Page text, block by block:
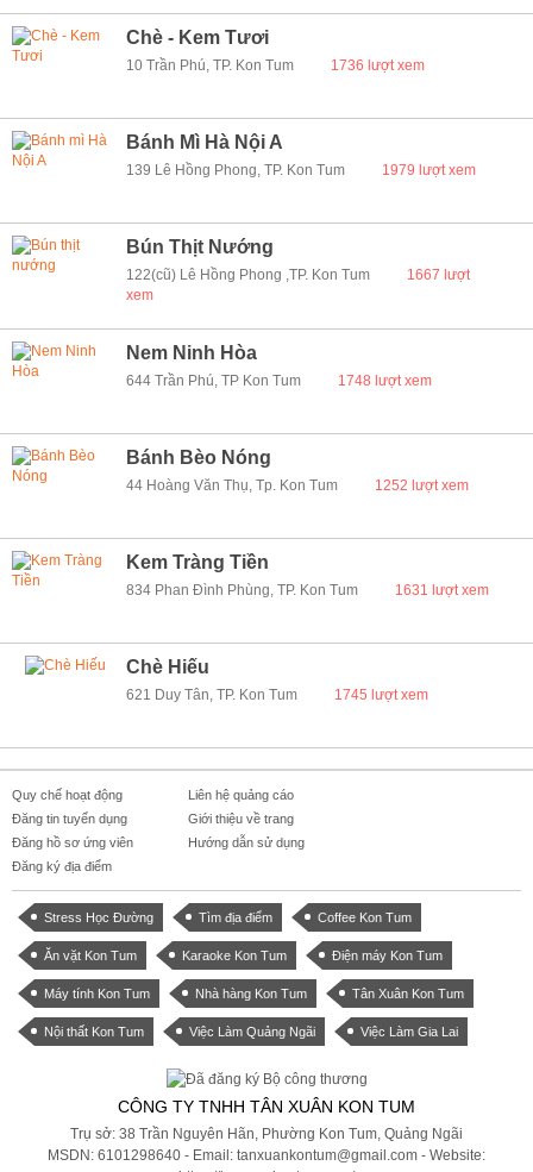
Chè - Kem Tươi
10 Trần Phú, TP. Kon Tum 1736 lượt xem
Bánh Mì Hà Nội A
139 Lê Hồng Phong, TP. Kon Tum 1979 lượt xem
Bún Thịt Nướng
122(cũ) Lê Hồng Phong ,TP. Kon Tum
1667 lượt
xem
Nem Ninh Hòa
644 Trần Phú, TP Kon Tum 1748 lượt xem
Bánh Bèo Nóng
44 Hoàng Văn Thụ, Tp. Kon Tum 1252 lượt xem
Kem Tràng Tiền
834 Phan Đình Phùng, TP. Kon Tum 1631 lượt xem
Chè Hiếu
621 Duy Tân, TP. Kon Tum 1745 lượt xem
Quy chế hoạt động
Đăng tin tuyển dụng
Đăng hồ sơ ứng viên
Đăng ký địa điểm
Liên hệ quảng cáo
Giới thiệu về trang
Hướng dẫn sử dụng
Stress Học Đường Tìm địa điểm Coffee Kon Tum
Ăn vặt Kon Tum Karaoke Kon Tum Điện máy Kon Tum
Máy tính Kon Tum Nhà hàng Kon Tum Tân Xuân Kon Tum
Nội thất Kon Tum Việc Làm Quảng Ngãi Việc Làm Gia Lai
CÔNG TY TNHH TÂN XUÂN KON TUM
Trụ sở: 38 Trần Nguyên Hãn, Phường Kon Tum, Quảng Ngãi
MSDN: 6101298640 - Email: tanxuankontum@gmail.com - Website: